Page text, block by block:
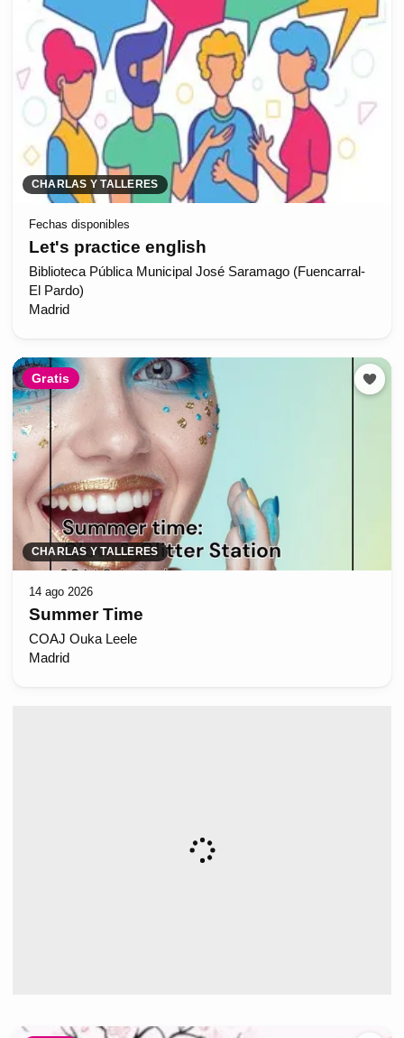
CHARLAS Y TALLERES
Fechas disponibles
Let's practice english
Biblioteca Pública Municipal José Saramago (Fuencarral-
El Pardo)
Madrid
Gratis
CHARLAS Y TALLERES
14 ago 2026
Summer Time
COAJ Ouka Leele
Madrid